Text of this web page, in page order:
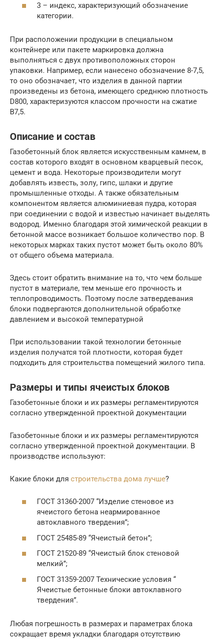
3 – индекс, характеризующий обозначение
категории.
При расположении продукции в специальном
контейнере или пакете маркировка должна
выполняться с двух противоположных сторон
упаковки. Например, если нанесено обозначение 8-7,5,
то оно обозначает, что изделия в данной партии
произведены из бетона, имеющего среднюю плотность
D800, характеризуются классом прочности на сжатие
В7,5.
Описание и состав
Газобетонный блок является искусственным камнем, в
состав которого входят в основном кварцевый песок,
цемент и вода. Некоторые производители могут
добавлять известь, золу, гипс, шлаки и другие
промышленные отходы. А также обязательным
компонентом является алюминиевая пудра, которая
при соединении с водой и известью начинает выделять
водород. Именно благодаря этой химической реакции в
бетонной массе возникает большое количество пор. В
некоторых марках таких пустот может быть около 80%
от общего объема материала.
Здесь стоит обратить внимание на то, что чем больше
пустот в материале, тем меньше его прочность и
теплопроводимость. Поэтому после затвердевания
блоки подвергаются дополнительной обработке
давлением и высокой температурной
При использовании такой технологии бетонные
изделия получатся той плотности, которая будет
подходить для строительства помещений жилого типа.
Размеры и типы ячеистых блоков
Газобетонные блоки и их размеры регламентируются
согласно утвержденной проектной документации
Газобетонные блоки и их размеры регламентируются
согласно утвержденной проектной документации. В
производстве используют:
Какие блоки для строительства дома лучше?
ГОСТ 31360-2007 “Изделие стеновое из
ячеистого бетона неармированное
автоклавного твердения”;
ГОСТ 25485-89 “Ячеистый бетон”;
ГОСТ 21520-89 “Ячеистый блок стеновой
мелкий”;
ГОСТ 31359-2007 Технические условия “
Ячеистые бетонные блоки автоклавного
твердения”.
Любая погрешность в размерах и параметрах блока
сокращает время укладки благодаря отсутствию